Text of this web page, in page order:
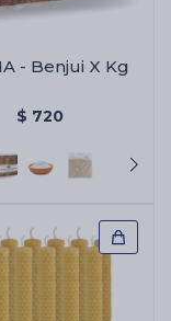
- Benjui X Kg
$ 720